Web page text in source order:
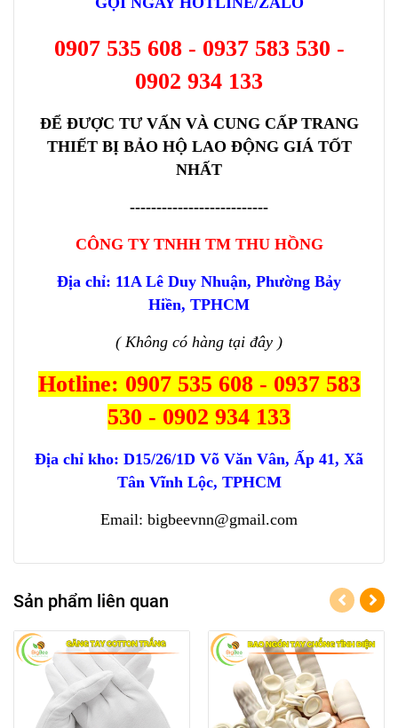
0907 535 608 - 0937 583 530 -
0902 934 133
ĐỂ ĐƯỢC TƯ VẤN VÀ CUNG CẤP TRANG
THIẾT BỊ BẢO HỘ LAO ĐỘNG GIÁ TỐT
NHẤT
--------------------------
CÔNG TY TNHH TM THU HỒNG
Địa chỉ: 11A Lê Duy Nhuận, Phường Bảy
Hiền, TPHCM
( Không có hàng tại đây )
Hotline: 0907 535 608 - 0937 583
530 - 0902 934 133
Địa chỉ kho: D15/26/1D Võ Văn Vân, Ấp 41, Xã
Tân Vĩnh Lộc, TPHCM
Email: bigbeevnn@gmail.com
Sản phẩm liên quan